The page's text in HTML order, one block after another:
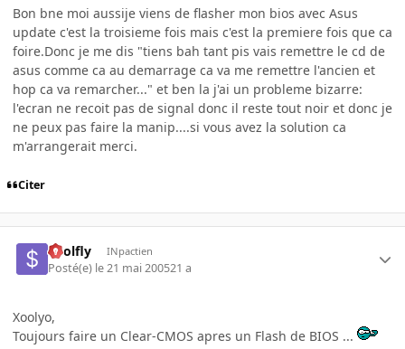
Bon bne moi aussije viens de flasher mon bios avec Asus
update c'est la troisieme fois mais c'est la premiere fois que ca
foire.Donc je me dis "tiens bah tant pis vais remettre le cd de
asus comme ca au demarrage ca va me remettre l'ancien et
hop ca va remarcher..." et ben la j'ai un probleme bizarre:
l'ecran ne recoit pas de signal donc il reste tout noir et donc je
ne peux pas faire la manip....si vous avez la solution ca
m'arrangerait merci.
Citer
$oolfly INpactien
Posté(e) le 21 mai 200521 a
Xoolyo,
Toujours faire un Clear-CMOS apres un Flash de BIOS ...